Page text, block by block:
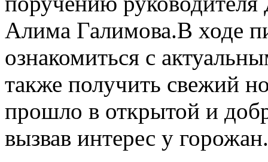
Алима Галимова.В ходе
ознакомиться с
также получить свежий
прошло в открытой и
вызвав интерес у горожан.